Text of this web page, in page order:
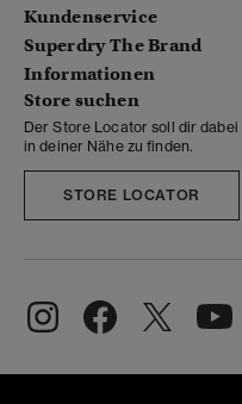
Kundenservice
Superdry The Brand
Informationen
Store suchen
Der Store Locator soll dir
in deiner Nähe zu finden.
STORE LOCATOR